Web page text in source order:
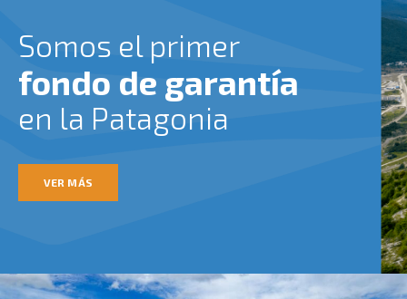
Somos el primer
fondo de garantía
en la Patagonia
VER MÁS